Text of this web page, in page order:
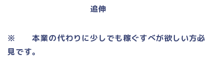
追伸
※ 本業の代わりに少しでも稼ぐすべが欲しい方必
見です。